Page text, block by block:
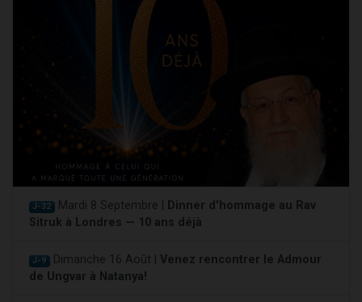
J-32 Mardi 8 Septembre |
Dinner d'hommage au Rav
Sitruk à Londres — 10 ans déjà
J-9 Dimanche 16 Août | Venez rencontrer le Admour
de Ungvar à Natanya!